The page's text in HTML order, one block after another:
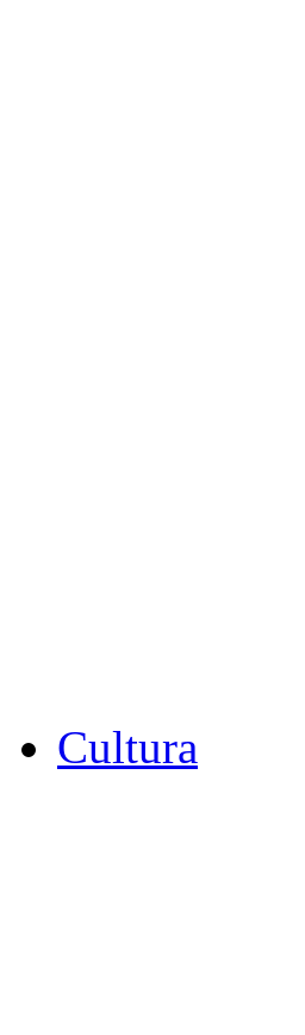
Cultura